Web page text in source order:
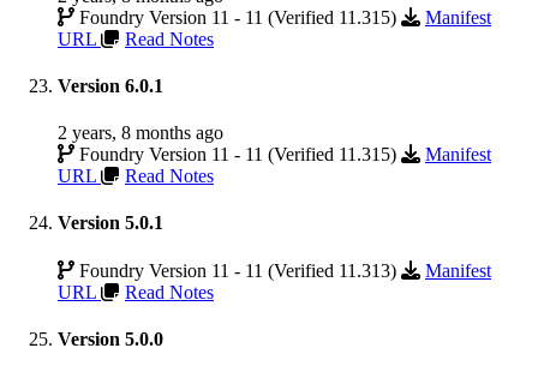
Foundry Version 11 - 11 (Verified 11.315)
Manifest
URL
Read Notes
Version 6.0.1
2 years, 8 months ago
Foundry Version 11 - 11 (Verified 11.315)
Manifest
URL
Read Notes
Version 5.0.1
Foundry Version 11 - 11 (Verified 11.313)
Manifest
URL
Read Notes
Version 5.0.0